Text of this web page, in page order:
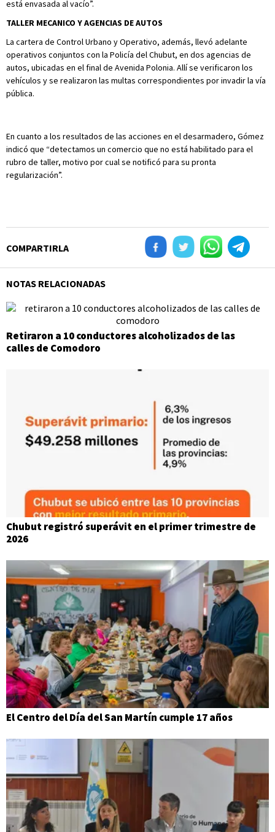
está envasada al vacío”.
TALLER MECANICO Y AGENCIAS DE AUTOS
La cartera de Control Urbano y Operativo, además, llevó adelante
operativos conjuntos con la Policía del Chubut, en dos agencias de
autos, ubicadas en el final de Avenida Polonia. Allí se verificaron los
vehículos y se realizaron las multas correspondientes por invadir la vía
pública.
En cuanto a los resultados de las acciones en el desarmadero, Gómez
indicó que “detectamos un comercio que no está habilitado para el
rubro de taller, motivo por cual se notificó para su pronta
regularización”.
COMPARTIRLA
NOTAS RELACIONADAS
Retiraron a 10 conductores alcoholizados de las
calles de Comodoro
Chubut registró superávit en el primer trimestre de
2026
El Centro del Día del San Martín cumple 17 años